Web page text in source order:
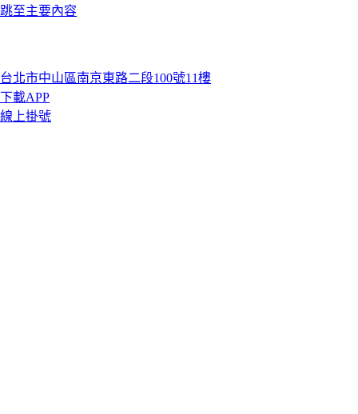
跳至主要內容
台北市中山區南京東路二段100號11樓
下載APP
線上掛號